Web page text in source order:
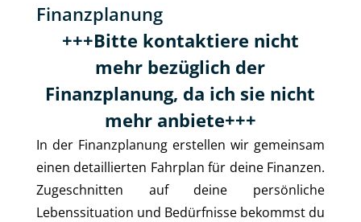
Finanzplanung
+++Bitte kontaktiere nicht
mehr bezüglich der
Finanzplanung, da ich sie nicht
mehr anbiete+++
In der Finanzplanung erstellen wir gemeinsam
einen detaillierten Fahrplan für deine Finanzen.
Zugeschnitten auf deine persönliche
Lebenssituation und Bedürfnisse bekommst du